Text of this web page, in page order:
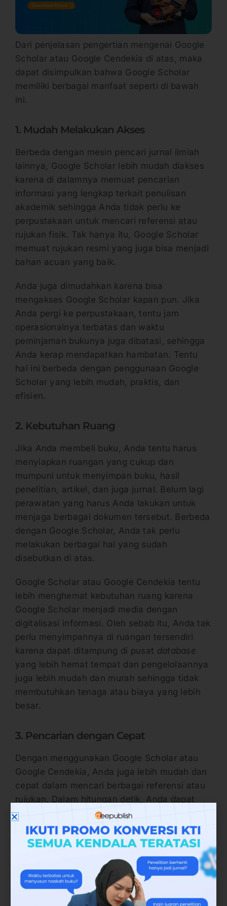
Dari penjelasan pengertian mengenai Google
Scholar atau Google Cendekia di atas, maka
dapat disimpulkan bahwa Google Scholar
memiliki berbagai manfaat seperti di bawah
ini.
1. Mudah Melakukan Akses
Berbeda dengan mesin pencari jurnal ilmiah
lainnya, Google Scholar lebih mudah diakses
karena di dalamnya memuat pencarian
informasi yang lengkap terkait penulisan
akademik sehingga Anda tidak perlu ke
perpustakaan untuk mencari referensi atau
rujukan fisik. Tak hanya itu, Google Scholar
memuat rujukan resmi yang juga bisa menjadi
bahan acuan yang baik.
Anda juga dimudahkan karena bisa
mengakses Google Scholar kapan pun. Jika
Anda pergi ke perpustakaan, tentu jam
operasionalnya terbatas dan waktu
peminjaman bukunya juga dibatasi, sehingga
Anda kerap mendapatkan hambatan. Tentu
hal ini berbeda dengan penggunaan Google
Scholar yang lebih mudah, praktis, dan
efisien.
2. Kebutuhan Ruang
Jika Anda membeli buku, Anda tentu harus
menyiapkan ruangan yang cukup dan
mumpuni untuk menyimpan buku, hasil
penelitian, artikel, dan juga jurnal. Belum lagi
perawatan yang harus Anda lakukan untuk
menjaga berbagai dokumen tersebut. Berbeda
dengan Google Scholar, Anda tak perlu
melakukan berbagai hal yang sudah
disebutkan di atas.
Google Scholar atau Google Cendekia tentu
lebih menghemat kebutuhan ruang karena
Google Scholar menjadi media dengan
digitalisasi informasi. Oleh sebab itu, Anda tak
perlu menyimpannya di ruangan tersendiri
karena dapat ditampung di pusat database
yang lebih hemat tempat dan pengelolaannya
juga lebih mudah dan murah sehingga tidak
membutuhkan tenaga atau biaya yang lebih
besar.
3. Pencarian dengan Cepat
Dengan menggunakan Google Scholar atau
Google Cendekia, Anda juga lebih mudah dan
cepat dalam mencari berbagai referensi atau
rujukan. Dalam hitungan detik, Anda dapat
memanfaatkan berbagai direktori yang dimiliki
perpustakaan biasa dengan satu kali ketukan
jika menggunakan Google Scholar.
Jika harus ke perpustakaan, tentu Anda
membutuhkan waktu perjalanan ke
perpustakaan, berjalan ke rak yang dituju,